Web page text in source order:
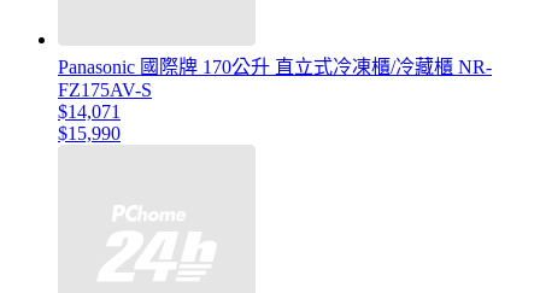
Panasonic 國際牌 170公升 直立式冷凍櫃/冷藏櫃 NR-
FZ175AV-S
$14,071
$15,990